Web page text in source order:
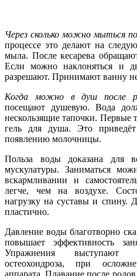
Через сколько можно мыться
процессе это делают на
мыла. После кесарева
Если можно наклоняться и
разрешают. Принимают ванну
Когда можно в душ после
посещают душевую. Вода
нескользящие тапочки. Первые
гель для душа. Это
появлению молочницы.
Польза воды доказана для
мускулатуры. Заниматься
вскармливании и
легче, чем на воздухе.
нагрузку на суставы и спину.
пластично.
Давление воды благотворно
повышает эффективность
Упражнения выступают
остеохондроза, при
аппарата. Плавание после